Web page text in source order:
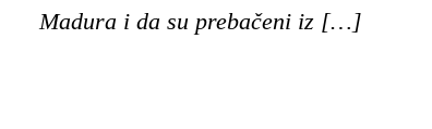
Madura i da su prebačeni iz […]